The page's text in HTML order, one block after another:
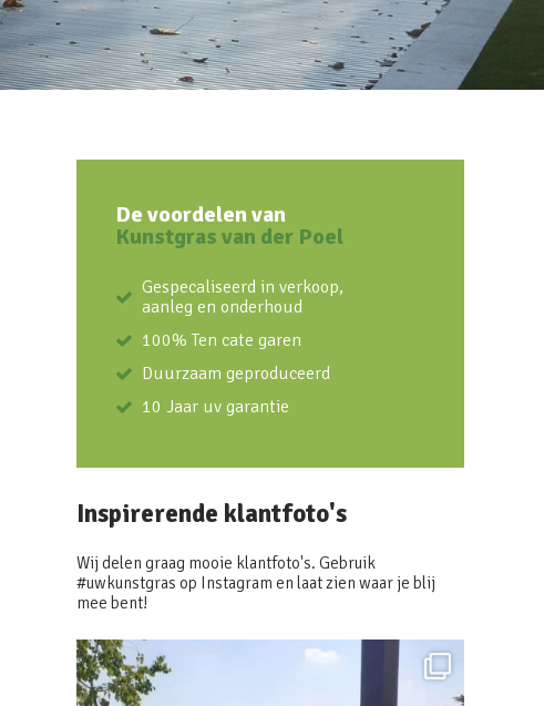
De voordelen van
Kunstgras van der Poel
Gespecaliseerd in verkoop,
aanleg en onderhoud
100% Ten cate garen
Duurzaam geproduceerd
10 Jaar uv garantie
Inspirerende klantfoto's
Wij delen graag mooie klantfoto's. Gebruik
#uwkunstgras op Instagram en laat zien waar je blij
mee bent!